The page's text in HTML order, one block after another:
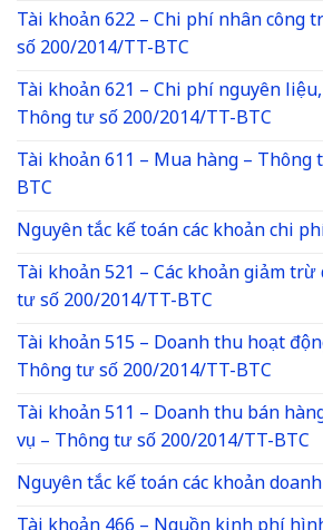
Tài khoản 622 – Chi phí nhân công
số 200/2014/TT-BTC
Tài khoản 621 – Chi phí nguyên
Thông tư số 200/2014/TT-BTC
Tài khoản 611 – Mua hàng –
BTC
Nguyên tắc kế toán các khoản chi
Tài khoản 521 – Các khoản giảm
tư số 200/2014/TT-BTC
Tài khoản 515 – Doanh thu hoạt
Thông tư số 200/2014/TT-BTC
Tài khoản 511 – Doanh thu bán
vụ – Thông tư số 200/2014/TT-BTC
Nguyên tắc kế toán các khoản